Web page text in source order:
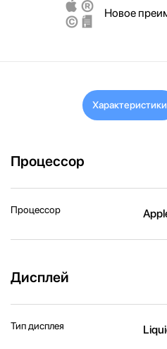
Новое
Характеристики
Процессор
Процессор
Дисплей
Тип дисплея